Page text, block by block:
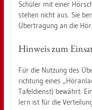
Schü­ler mit einer
ste­hen nicht aus. Sie
Über­tra­gung an die
Hin­weis zum
Für die Nut­zung des
rich­tung eines
Ta­fel­dienst) be­währt.
lern ist für die